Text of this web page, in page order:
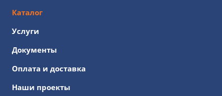
Каталог
Услуги
Документы
Оплата и доставка
Наши проекты